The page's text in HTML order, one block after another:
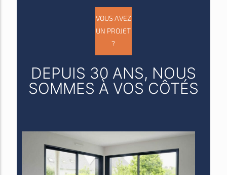
VOUS AVEZ
UN PROJET
?
DEPUIS 30 ANS, NOUS
SOMMES À VOS CÔTÉS